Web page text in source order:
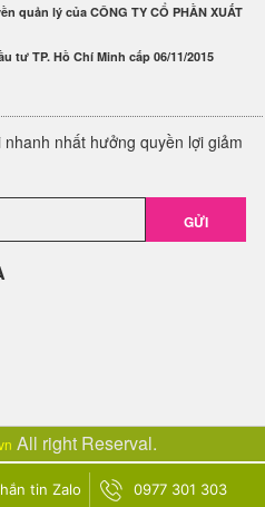
quản lý của CÔNG TY CỔ PHẦN XUẤT
tư TP. Hồ Chí Minh cấp 06/11/2015
nhất hưởng quyền lợi giảm
GỬI
All right Reserval.
tin Zalo 0977 301 303